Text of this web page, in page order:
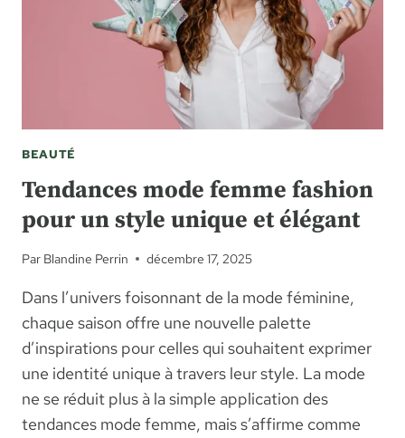
BEAUTÉ
Tendances mode femme fashion
pour un style unique et élégant
Par Blandine Perrin décembre 17, 2025
Dans l’univers foisonnant de la mode féminine,
chaque saison offre une nouvelle palette
d’inspirations pour celles qui souhaitent exprimer
une identité unique à travers leur style. La mode
ne se réduit plus à la simple application des
tendances mode femme, mais s’affirme comme